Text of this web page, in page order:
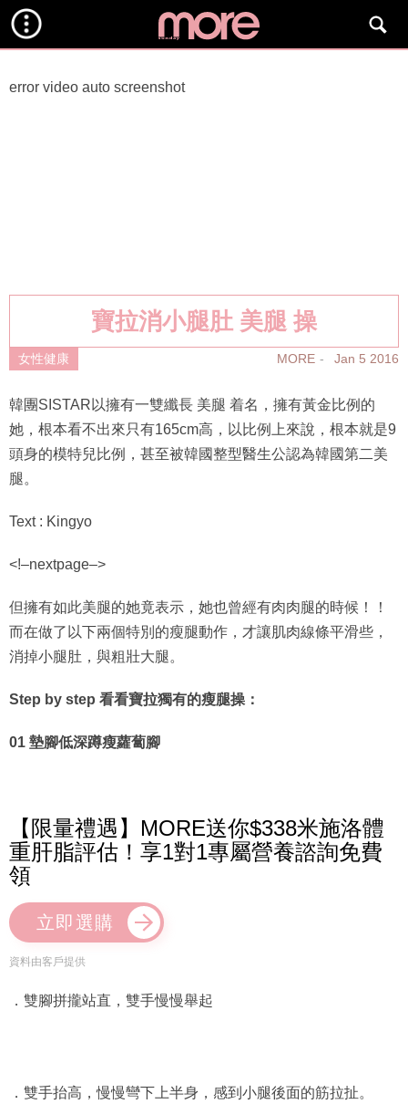
error video auto screenshot
寶拉消小腿肚 美腿 操
女性健康 MORE Jan 5 2016
韓團SISTAR以擁有一雙纖長 美腿 着名，擁有黃金比例的
她，根本看不出來只有165cm高，以比例上來說，根本就是9
頭身的模特兒比例，甚至被韓國整型醫生公認為韓國第二美
腿。
Text : Kingyo
<!–nextpage–>
但擁有如此美腿的她竟表示，她也曾經有肉肉腿的時候！！
而在做了以下兩個特別的瘦腿動作，才讓肌肉線條平滑些，
消掉小腿肚，與粗壯大腿。
Step by step 看看寶拉獨有的瘦腿操：
01 墊腳低深蹲瘦蘿蔔腳
【限量禮遇】MORE送你$338米施洛體
重肝脂評估！享1對1專屬營養諮詢免費
領
立即選購
資料由客戶提供
．雙腳拼攏站直，雙手慢慢舉起
．雙手抬高，慢慢彎下上半身，感到小腿後面的筋拉扯。